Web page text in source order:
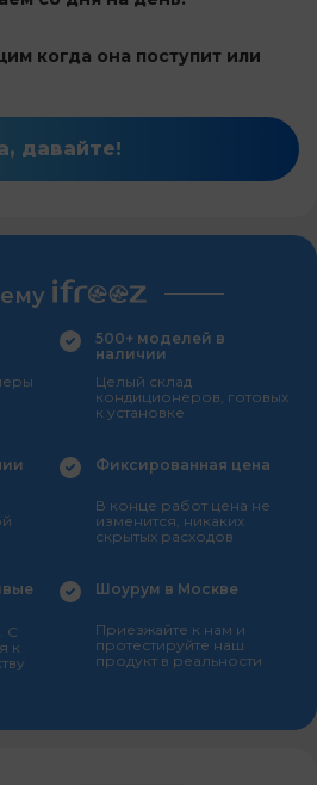
когда она поступит или
давайте!
500+ моделей в
наличии
Целый склад
кондиционеров, готовых
к установке
Фиксированная цена
В конце работ цена не
изменится, никаких
скрытых расходов
С
к
Шоурум в Москве
Приезжайте к нам и
протестируйте наш
продукт в реальности